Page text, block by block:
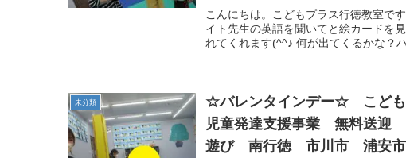
こんにちは。こどもプラス行徳教室で
イト先生の英語を聞いてと絵カードを
れてくれます(^^♪ 何が出てくるかな？
未分類
☆バレンタインデー☆ こど
児童発達支援事業 無料送
遊び 南行徳 市川市 浦安